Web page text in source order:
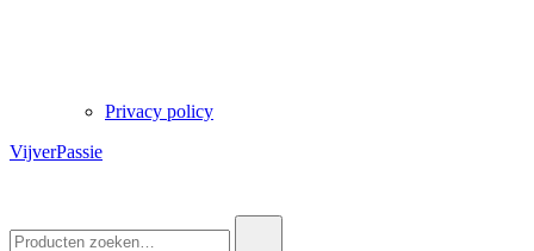
Privacy policy
VijverPassie
naar: